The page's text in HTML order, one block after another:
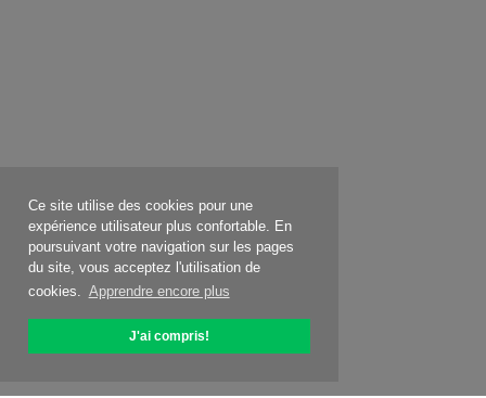
Ce site utilise des cookies pour une
expérience utilisateur plus confortable. En
poursuivant votre navigation sur les pages
du site, vous acceptez l'utilisation de
cookies. Apprendre encore plus
J'ai compris!